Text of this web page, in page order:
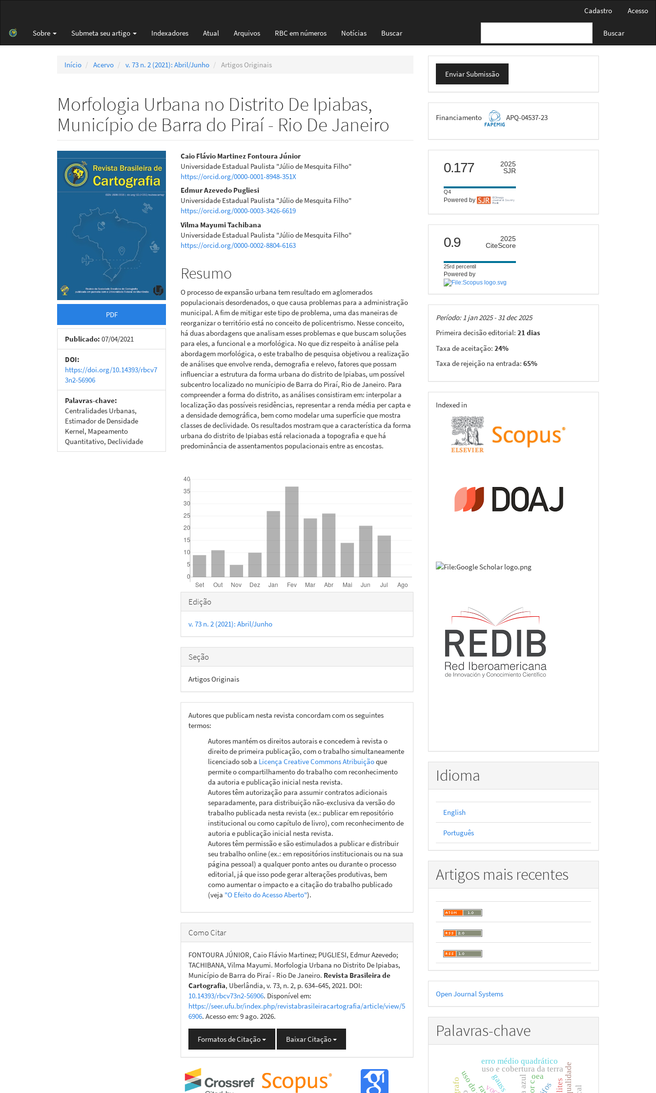
principal
Barra
Cadastro Acesso
Sobre Submeta seu artigo Indexadores Atual Arquivos RBC em números Notícias Buscar Buscar
Início Acervo v. 73 n. 2 (2021): Abril/Junho Artigos Originais
Morfologia Urbana no Distrito De Ipiabas,
Município de Barra do Piraí - Rio De Janeiro
Barra
lateral
de
artigos
PDF
Publicado: 07/04/2021
DOI:
https://doi.org/10.14393/rbcv7
3n2-56906
Palavras-chave:
Centralidades Urbanas,
Estimador de Densidade
Kernel, Mapeamento
Quantitativo, Declividade
Conteúdo
do
artigo
principal
Caio Flávio Martinez Fontoura Júnior
Universidade Estadual Paulista "Júlio de Mesquita Filho"
https://orcid.org/0000-0001-8948-351X
Edmur Azevedo Pugliesi
Universidade Estadual Paulista "Júlio de Mesquita Filho"
https://orcid.org/0000-0003-3426-6619
Vilma Mayumi Tachibana
Universidade Estadual Paulista "Júlio de Mesquita Filho"
https://orcid.org/0000-0002-8804-6163
Resumo
O processo de expansão urbana tem resultado em aglomerados
populacionais desordenados, o que causa problemas para a administração
municipal. A fim de mitigar este tipo de problema, uma das maneiras de
reorganizar o território está no conceito de policentrismo. Nesse conceito,
há duas abordagens que analisam esses problemas e que buscam soluções
para eles, a funcional e a morfológica. No que diz respeito à análise pela
abordagem morfológica, o este trabalho de pesquisa objetivou a realização
de análises que envolve renda, demografia e relevo, fatores que possam
influenciar a estrutura da forma urbana do distrito de Ipiabas, um possível
subcentro localizado no munícipio de Barra do Piraí, Rio de Janeiro. Para
compreender a forma do distrito, as análises consistiram em: interpolar a
localização das possíveis residências, representar a renda média per capta e
a densidade demográfica, bem como modelar uma superfície que mostra
classes de declividade. Os resultados mostram que a característica da forma
urbana do distrito de Ipiabas está relacionada a topografia e que há
predominância de assentamentos populacionais entre as encostas.
Detalhes
do
artigo
Edição
v. 73 n. 2 (2021): Abril/Junho
Seção
Artigos Originais
Autores que publicam nesta revista concordam com os seguintes
termos:
Autores mantém os direitos autorais e concedem à revista o
direito de primeira publicação, com o trabalho simultaneamente
licenciado sob a Licença Creative Commons Atribuiçãoque
permite o compartilhamento do trabalho com reconhecimento
da autoria e publicação inicial nesta revista.
Autores têm autorização para assumir contratos adicionais
separadamente, para distribuição não-exclusiva da versão do
trabalho publicada nesta revista (ex.: publicar em repositório
institucional ou como capítulo de livro), com reconhecimento de
autoria e publicação inicial nesta revista.
Autores têm permissão e são estimulados a publicar e distribuir
seu trabalho online (ex.: em repositórios institucionais ou na sua
página pessoal) a qualquer ponto antes ou durante o processo
editorial, já que isso pode gerar alterações produtivas, bem
como aumentar o impacto e a citação do trabalho publicado
(veja "O Efeito do Acesso Aberto").
Como Citar
FONTOURA JÚNIOR, Caio Flávio Martinez; PUGLIESI, Edmur Azevedo;
TACHIBANA, Vilma Mayumi. Morfologia Urbana no Distrito De Ipiabas,
Município de Barra do Piraí - Rio De Janeiro. Revista Brasileira de
Cartografia, Uberlândia, v. 73, n. 2, p. 634–645, 2021. DOI:
10.14393/rbcv73n2-56906. Disponível em:
https://seer.ufu.br/index.php/revistabrasileiracartografia/article/view/5
6906. Acesso em: 9 ago. 2026.
Formatos de Citação Baixar Citação
Enviar
Submissão
Enviar Submissão
FAPEMIG
Financiamento APQ-04537-23
scimago
0.177
2025
SJR
Q4
Powered by
citescore
0.9
2025
CiteScore
25rd percentil
Powered by
Taxas
Período: 1 jan 2025 - 31 dec 2025
Primeira decisão editorial: 21 dias
Taxa de aceitação: 24%
Taxa de rejeição na entrada: 65%
indexing
Indexed in
Idioma
English
Português
Artigos mais recentes
Desenvolvido
por
Open Journal Systems
Palavras-chave
uso e cobertura da terra
erro médio quadrático
gauss oea